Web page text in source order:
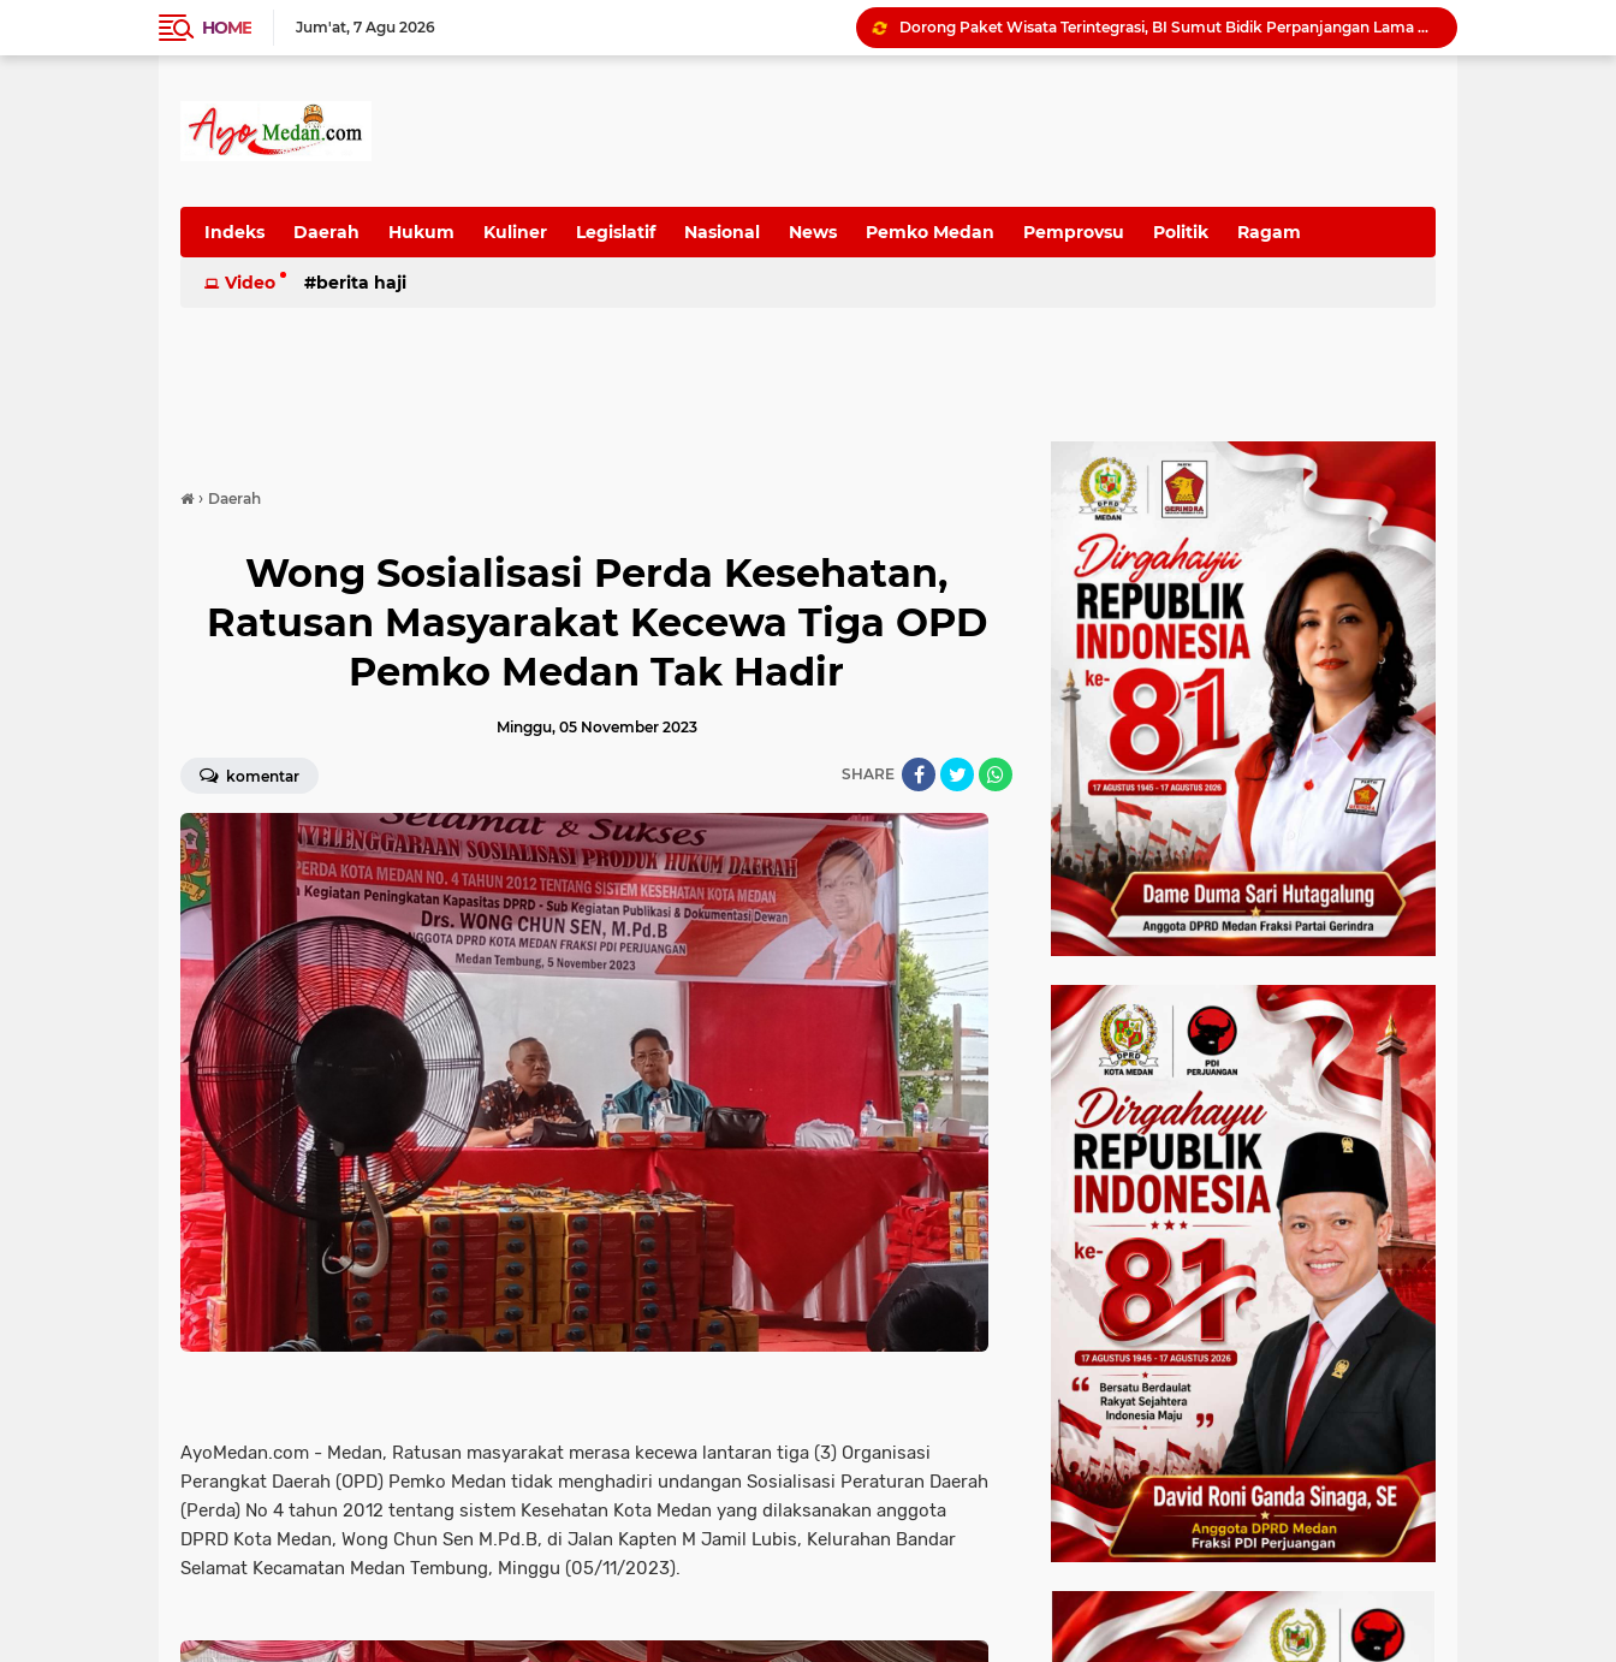
HOME Jum'at 7 Agu 2026
QRESTO Kemandirian Fiskal di Medan dan Deli Serdang, BI Sumut Dorong PAD Naik Tanpa Menaikkan Pajak
Ekonomi Global Melambat, BI Optimistis Ekonomi Sumut 2026 Tumbuh hingga 5,7 Persen
QRESTO Jadi Andalan Medan di APEKSI Leadership Dialogue 2026, Digitalisasi Pajak Restoran Diklaim Pertama di Indonesia
Indeks Daerah Hukum Kuliner Legislatif Nasional News Pemko Medan Pemprovsu Politik Ragam
SUmatera Utara Wisata
Video berita haji
› Daerah
Wong Sosialisasi Perda Kesehatan,
Ratusan Masyarakat Kecewa Tiga OPD
Pemko Medan Tak Hadir
Minggu, 05 November 2023
komentar SHARE
AyoMedan.com - Medan, Ratusan masyarakat merasa kecewa lantaran tiga (3) Organisasi
Perangkat Daerah (OPD) Pemko Medan tidak menghadiri undangan Sosialisasi Peraturan Daerah
(Perda) No 4 tahun 2012 tentang sistem Kesehatan Kota Medan yang dilaksanakan anggota
DPRD Kota Medan, Wong Chun Sen M.Pd.B, di Jalan Kapten M Jamil Lubis, Kelurahan Bandar
Selamat Kecamatan Medan Tembung, Minggu (05/11/2023).